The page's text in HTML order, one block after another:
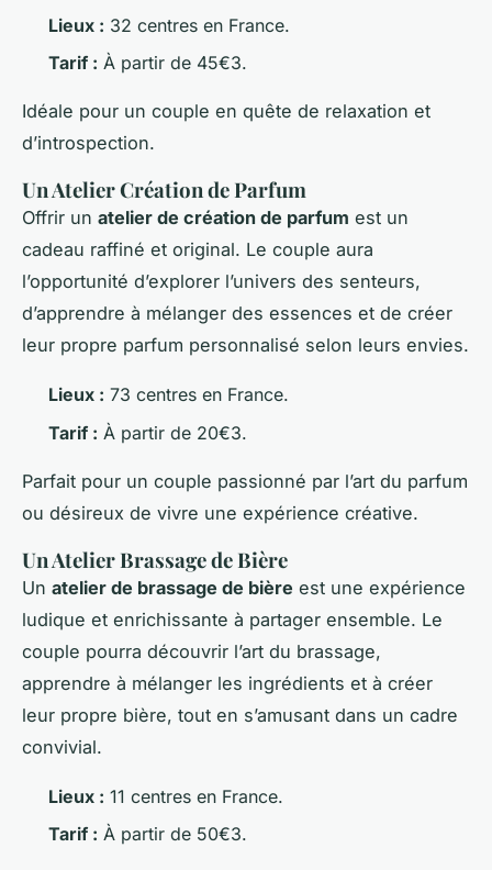
Lieux : 32 centres en France.
Tarif : À partir de 45€3.
Idéale pour un couple en quête de relaxation et
d’introspection.
Un Atelier Création de Parfum
Offrir un atelier de création de parfum est un
cadeau raffiné et original. Le couple aura
l’opportunité d’explorer l’univers des senteurs,
d’apprendre à mélanger des essences et de créer
leur propre parfum personnalisé selon leurs envies.
Lieux : 73 centres en France.
Tarif : À partir de 20€3.
Parfait pour un couple passionné par l’art du parfum
ou désireux de vivre une expérience créative.
Un Atelier Brassage de Bière
Un atelier de brassage de bière est une expérience
ludique et enrichissante à partager ensemble. Le
couple pourra découvrir l’art du brassage,
apprendre à mélanger les ingrédients et à créer
leur propre bière, tout en s’amusant dans un cadre
convivial.
Lieux : 11 centres en France.
Tarif : À partir de 50€3.